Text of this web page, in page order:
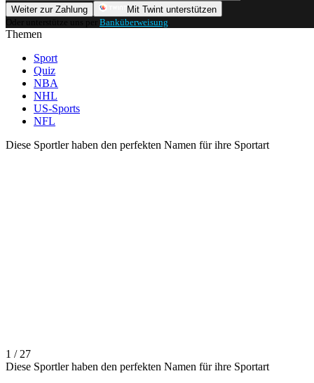
Weiter zur Zahlung
Mit Twint unterstützen
Oder unterstütze uns per Banküberweisung
Themen
Sport
Quiz
NBA
NHL
US-Sports
NFL
Diese Sportler haben den perfekten Namen für ihre Sportart
1 / 27
Diese Sportler haben den perfekten Namen für ihre Sportart